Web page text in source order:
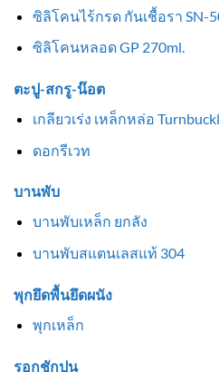
ซิลิโคนไร้กรด กันเชื้อรา SN-
ซิลิโคนหลอด GP 270ml.
ตะปู-สกรู-น๊อต
เกลียวเร่ง เหล็กหล่อ
ดอกรีเวท
บานพับ
บานพับเหล็ก ยกลัง
บานพับสแตนเลสแท้ 304
พุกยึดพื้นยึดผนัง
พุกเหล็ก
รอกชักปูน